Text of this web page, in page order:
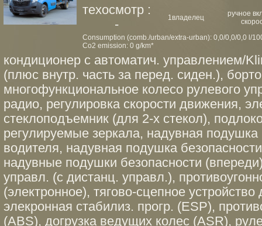
техосмотр :
-
1владелец
ручное
Consumption (comb./urban/extra-urban): 0,0/0,0/0,0 l/
Co2 emission: 0 g/km*
кондиционер с автоматич. управлением/
(плюс внутр. часть за перед. сиден.),
многофункциональное колесо рулевого
радио, регулировка скорости движения,
стеклоподъемник (для 2-х стекол),
регулируемые зеркала, надувная подушка
водителя, надувная подушка
надувные подушки безопасности
управл. (с дистанц. управл.),
(электронное), тягово-сцепное
элекронная стабилиз. прогр. (ESP),
(ABS), догрузка ведущих колес (ASR),